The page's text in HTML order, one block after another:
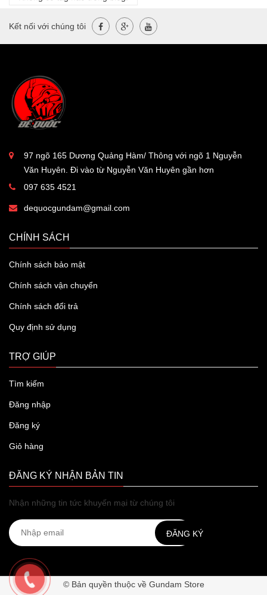
Kết nối với chúng tôi
97 ngõ 165 Dương Quảng Hàm/ Thông với ngõ 1 Nguyễn
Văn Huyên. Đi vào từ Nguyễn Văn Huyên gần hơn
097 635 4521
dequocgundam@gmail.com
CHÍNH SÁCH
Chính sách bảo mật
Chính sách vận chuyển
Chính sách đổi trả
Quy định sử dụng
TRỢ GIÚP
Tìm kiếm
Đăng nhập
Đăng ký
Giỏ hàng
ĐĂNG KÝ NHẬN BẢN TIN
Nhận những tin tức khuyến mại từ chúng tôi
ĐĂNG KÝ
© Bản quyền thuộc về Gundam Store